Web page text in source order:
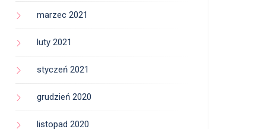
marzec 2021
luty 2021
styczeń 2021
grudzień 2020
listopad 2020